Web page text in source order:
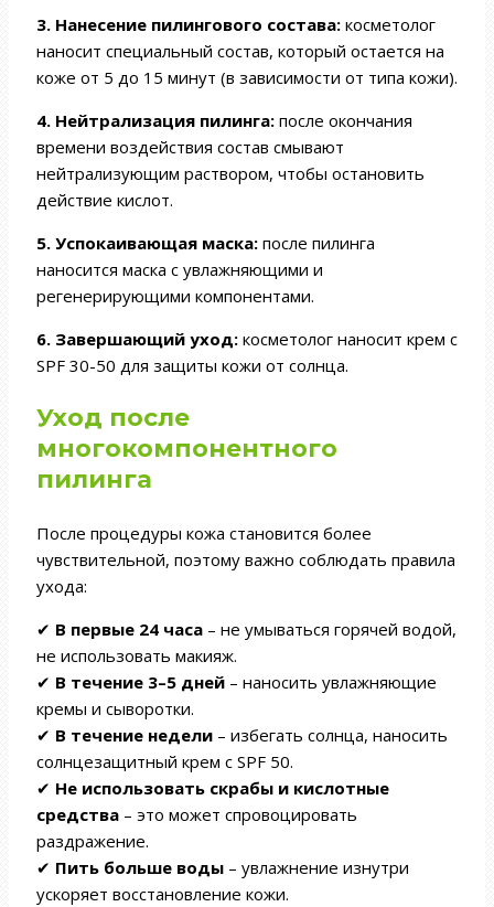
3. Нанесение пилингового состава: косметолог
наносит специальный состав, который остается на
коже от 5 до 15 минут (в зависимости от типа кожи).
4. Нейтрализация пилинга: после окончания
времени воздействия состав смывают
нейтрализующим раствором, чтобы остановить
действие кислот.
5. Успокаивающая маска: после пилинга
наносится маска с увлажняющими и
регенерирующими компонентами.
6. Завершающий уход: косметолог наносит крем с
SPF 30-50 для защиты кожи от солнца.
Уход после
многокомпонентного
пилинга
После процедуры кожа становится более
чувствительной, поэтому важно соблюдать правила
ухода:
✔ В первые 24 часа – не умываться горячей водой,
не использовать макияж.
✔ В течение 3–5 дней – наносить увлажняющие
кремы и сыворотки.
✔ В течение недели – избегать солнца, наносить
солнцезащитный крем с SPF 50.
✔ Не использовать скрабы и кислотные
средства – это может спровоцировать
раздражение.
✔ Пить больше воды – увлажнение изнутри
ускоряет восстановление кожи.